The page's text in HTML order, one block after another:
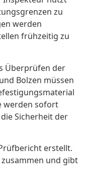
zu
werden
frühzeitig zu
Überprüfen der
Bolzen müssen
werden sofort
Sicherheit der
erstellt.
und gibt